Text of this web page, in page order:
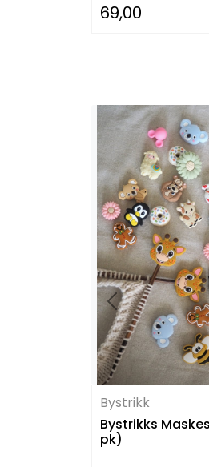
69,00
Bystrikk
Bystrikks
pk)